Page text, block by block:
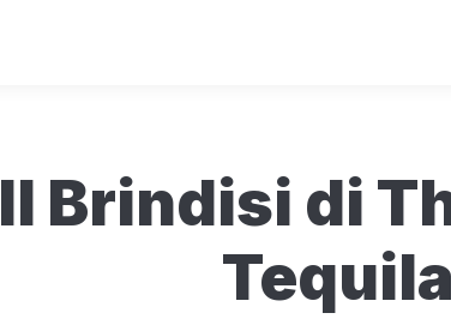
Il Brindisi di